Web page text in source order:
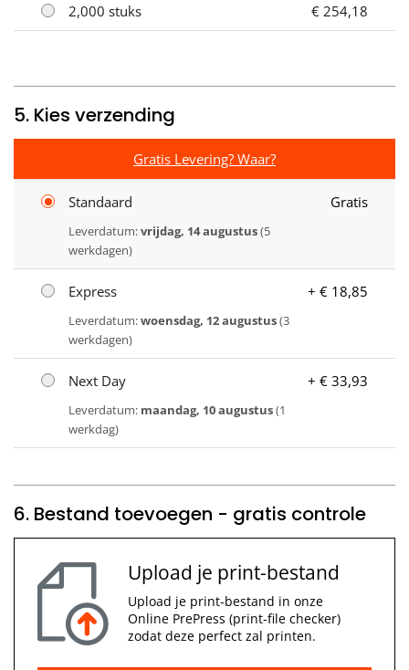
2,000 stuks € 254,18
5. Kies verzending
Gratis Levering? Waar?
Standaard
Leverdatum:vrijdag, 14 augustus(5
werkdagen)
Gratis
Express
Leverdatum:woensdag, 12 augustus(3
werkdagen)
+ € 18,85
Next Day
Leverdatum: maandag, 10 augustus(1
werkdag)
+ € 33,93
6. Bestand toevoegen - gratis controle
Upload je print-bestand
Upload je print-bestand in onze
Online PrePress (print-file checker)
zodat deze perfect zal printen.